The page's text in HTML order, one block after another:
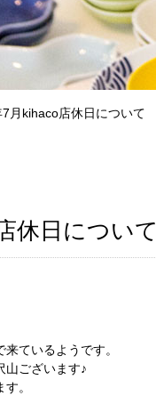
月kihaco店休日について
休日について
ているようです。
山ございます♪
。